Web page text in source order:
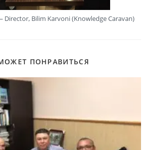
Bilim Karvoni (Knowledge Caravan)
ПОНРАВИТЬСЯ